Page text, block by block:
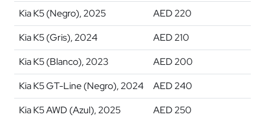
Kia K5 (Negro), 2025
AED 220
Kia K5 (Gris), 2024
AED 210
Kia K5 (Blanco), 2023
AED 200
Kia K5 GT-Line (Negro), 2024
AED 240
Kia K5 AWD (Azul), 2025
AED 250